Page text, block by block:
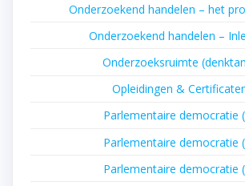
Onderzoekend handelen – het
Onderzoekend handelen –
Onderzoeksruimte
Opleidingen &
Parlementaire democratie
Parlementaire democratie
Parlementaire democratie